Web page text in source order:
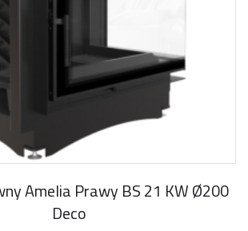
Amelia Prawy BS 21 KW Ø200
Deco